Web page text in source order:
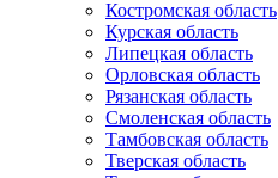
Костромская область
Курская область
Липецкая область
Орловская область
Рязанская область
Смоленская область
Тамбовская область
Тверская область